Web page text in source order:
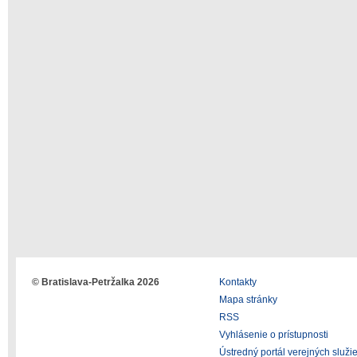
© Bratislava-Petržalka 2026
Kontakty
Mapa stránky
RSS
Vyhlásenie o prístupnosti
Ústredný portál verejných